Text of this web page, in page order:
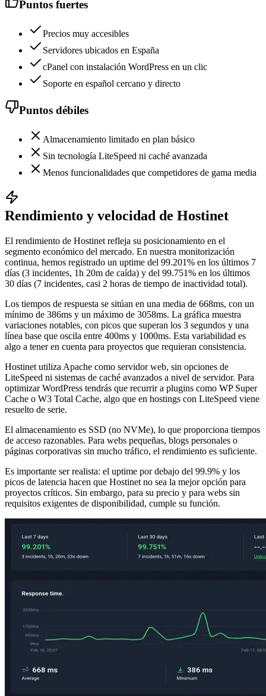
Puntos fuertes
Precios muy accesibles
Servidores ubicados en España
cPanel con instalación WordPress en un clic
Soporte en español cercano y directo
Puntos débiles
Almacenamiento limitado en plan básico
Sin tecnología LiteSpeed ni caché avanzada
Menos funcionalidades que competidores de gama media
Rendimiento y velocidad de Hostinet
El rendimiento de Hostinet refleja su posicionamiento en el
segmento económico del mercado. En nuestra monitorización
continua, hemos registrado un uptime del 99.201% en los últimos 7
días (3 incidentes, 1h 20m de caída) y del 99.751% en los últimos
30 días (7 incidentes, casi 2 horas de tiempo de inactividad total).
Los tiempos de respuesta se sitúan en una media de 668ms, con un
mínimo de 386ms y un máximo de 3058ms. La gráfica muestra
variaciones notables, con picos que superan los 3 segundos y una
línea base que oscila entre 400ms y 1000ms. Esta variabilidad es
algo a tener en cuenta para proyectos que requieran consistencia.
Hostinet utiliza Apache como servidor web, sin opciones de
LiteSpeed ni sistemas de caché avanzados a nivel de servidor. Para
optimizar WordPress tendrás que recurrir a plugins como WP Super
Cache o W3 Total Cache, algo que en hostings con LiteSpeed viene
resuelto de serie.
El almacenamiento es SSD (no NVMe), lo que proporciona tiempos
de acceso razonables. Para webs pequeñas, blogs personales o
páginas corporativas sin mucho tráfico, el rendimiento es suficiente.
Es importante ser realista: el uptime por debajo del 99.9% y los
picos de latencia hacen que Hostinet no sea la mejor opción para
proyectos críticos. Sin embargo, para su precio y para webs sin
requisitos exigentes de disponibilidad, cumple su función.